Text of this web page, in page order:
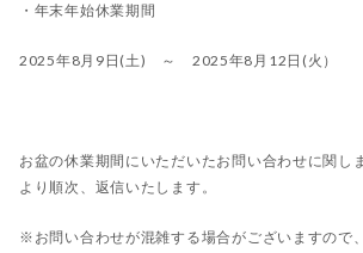
・年末年始休業期間
2025年8月9日(土) ～ 2025年8月12日(火）
お盆の休業期間にいただいたお問い合わせに関し
より順次、返信いたします。
※お問い合わせが混雑する場合がございますので